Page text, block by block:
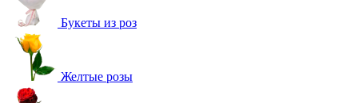
Букеты из роз
Желтые розы